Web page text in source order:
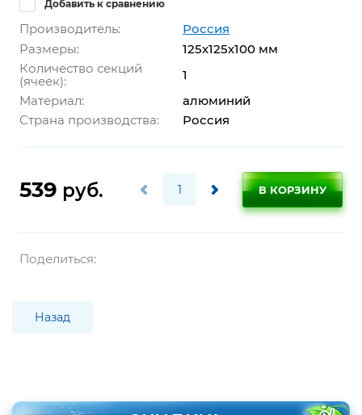
Добавить к сравнению
Производитель:
Россия
Размеры:
125х125х100 мм
Количество секций
(ячеек):
1
Материал:
алюминий
Страна производства:
Россия
539 руб. В КОРЗИНУ
Поделиться:
Назад